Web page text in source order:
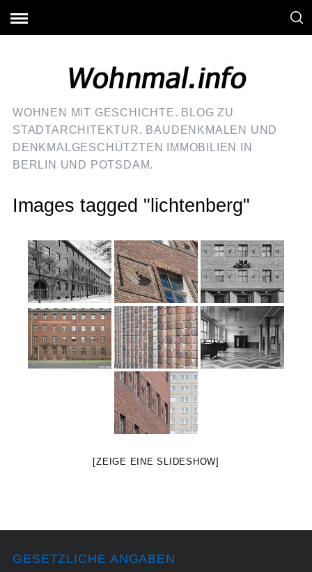
WOHNEN MIT GESCHICHTE. BLOG ZU
STADTARCHITEKTUR, BAUDENKMALEN UND
DENKMALGESCHÜTZTEN IMMOBILIEN IN
BERLIN UND POTSDAM.
Images tagged "lichtenberg"
[ZEIGE EINE SLIDESHOW]
GESETZLICHE ANGABEN